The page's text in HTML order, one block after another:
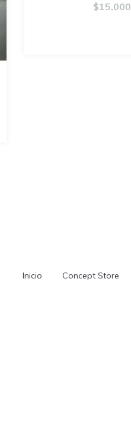
$15.000
Inicio Concept Store